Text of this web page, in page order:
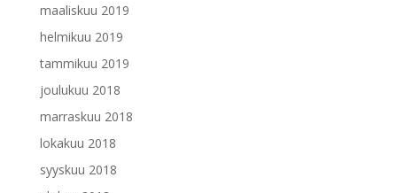
maaliskuu 2019
helmikuu 2019
tammikuu 2019
joulukuu 2018
marraskuu 2018
lokakuu 2018
syyskuu 2018